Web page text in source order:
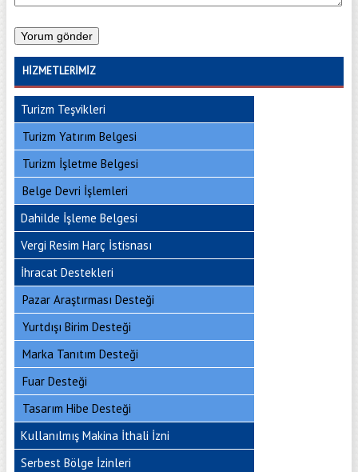
HIZMETLERIMIZ
Turizm Teşvikleri
Turizm Yatırım Belgesi
Turizm İşletme Belgesi
Belge Devri İşlemleri
Dahilde İşleme Belgesi
Vergi Resim Harç İstisnası
İhracat Destekleri
Pazar Araştırması Desteği
Yurtdışı Birim Desteği
Marka Tanıtım Desteği
Fuar Desteği
Tasarım Hibe Desteği
Kullanılmış Makina İthali İzni
Serbest Bölge İzinleri